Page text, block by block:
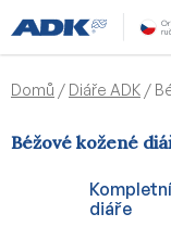
na
obsah
Domů / Diáře ADK /
Béžové kožené
Kompletní
diáře